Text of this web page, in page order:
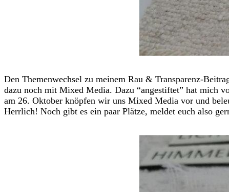
Den Themenwechsel zu meinem Rau & Transparenz-
dazu noch mit Mixed Media. Dazu “angestiftet” hat mich
am 26. Oktober knöpfen wir uns Mixed Media vor und
Herrlich! Noch gibt es ein paar Plätze, meldet euch also